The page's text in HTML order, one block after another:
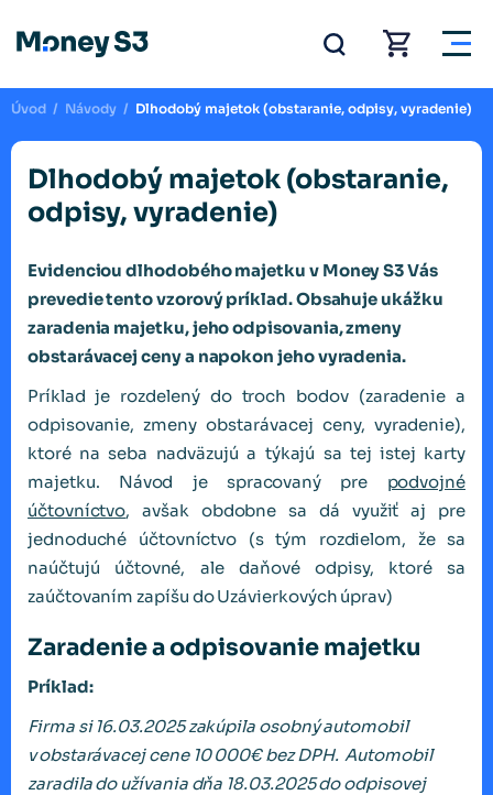
Úvod / Návody / Dlhodobý majetok (obstaranie, odpisy, vyradenie)
Dlhodobý majetok (obstaranie,
odpisy, vyradenie)
Evidenciou dlhodobého majetku v Money S3 Vás
prevedie tento vzorový príklad. Obsahuje ukážku
zaradenia majetku, jeho odpisovania, zmeny
obstarávacej ceny a napokon jeho vyradenia.
Príklad je rozdelený do troch bodov (zaradenie a
odpisovanie, zmeny obstarávacej ceny, vyradenie),
ktoré na seba nadväzujú a týkajú sa tej istej karty
majetku. Návod je spracovaný pre podvojné
účtovníctvo, avšak obdobne sa dá využiť aj pre
jednoduché účtovníctvo (s tým rozdielom, že sa
naúčtujú účtovné, ale daňové odpisy, ktoré sa
zaúčtovaním zapíšu do Uzávierkových úprav)
Zaradenie a odpisovanie majetku
Príklad:
Firma si 16.03.2025 zakúpila osobný automobil
v obstarávacej cene 10 000€ bez DPH. Automobil
zaradila do užívania dňa 18.03.2025 do odpisovej